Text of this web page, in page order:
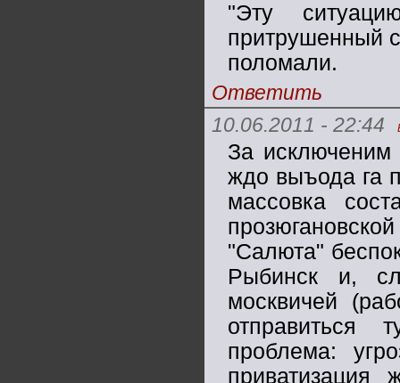
"Эту
притрушенный
поломали.
Ответить
10.06.2011 - 22:44
За исключеним
ждо выъода га
массовка
"Салюта"
Рыбинск и,
москвичей
отправиться
проблема: